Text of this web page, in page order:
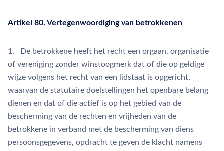
Artikel 80. Vertegenwoordiging van betrokkenen
1. De betrokkene heeft het recht een orgaan, organisatie
of vereniging zonder winstoogmerk dat of die op geldige
wijze volgens het recht van een lidstaat is opgericht,
waarvan de statutaire doelstellingen het openbare belang
dienen en dat of die actief is op het gebied van de
bescherming van de rechten en vrijheden van de
betrokkene in verband met de bescherming van diens
persoonsgegevens, opdracht te geven de klacht namens